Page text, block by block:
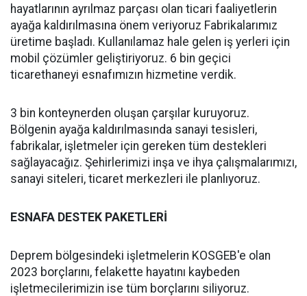
hayatlarının ayrılmaz parçası olan ticari faaliyetlerin
ayağa kaldırılmasına önem veriyoruz Fabrikalarımız
üretime başladı. Kullanılamaz hale gelen iş yerleri için
mobil çözümler geliştiriyoruz. 6 bin geçici
ticarethaneyi esnafımızın hizmetine verdik.
3 bin konteynerden oluşan çarşılar kuruyoruz.
Bölgenin ayağa kaldırılmasında sanayi tesisleri,
fabrikalar, işletmeler için gereken tüm destekleri
sağlayacağız. Şehirlerimizi inşa ve ihya çalışmalarımızı,
sanayi siteleri, ticaret merkezleri ile planlıyoruz.
ESNAFA DESTEK PAKETLERİ
Deprem bölgesindeki işletmelerin KOSGEB'e olan
2023 borçlarını, felakette hayatını kaybeden
işletmecilerimizin ise tüm borçlarını siliyoruz.